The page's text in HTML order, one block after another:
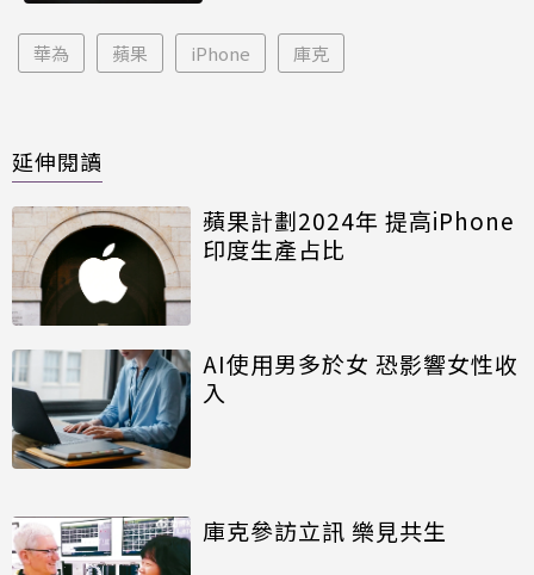
華為 蘋果 iPhone 庫克
延伸閱讀
蘋果計劃2024年 提高iPhone
印度生產占比
AI使用男多於女 恐影響女性收
入
庫克參訪立訊 樂見共生